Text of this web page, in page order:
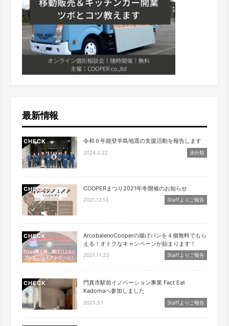
最新情報
CHECK 令和６年能登半島地震の支援活動を報告します
2024.2.22 未分類
CHECK COOPERまつり2021年冬開催のお知らせ
2021.12.13 Staffよりご報告
CHECK
ArcobalenoCooperの揚げパンを４個無料でもら
える！オトクなキャンペーンが始まります！
2021.11.23 Staffよりご報告
CHECK
門真市駅前イノベーション事業 Fact Eat
Kadomaへ参加しました
2021.3.1 Staffよりご報告